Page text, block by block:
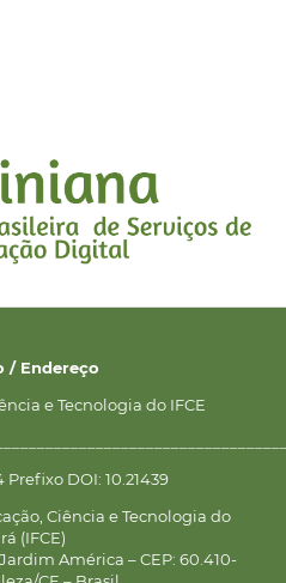
/ Endereço
e Tecnologia do IFCE
Prefixo DOI: 10.21439
Ciência e Tecnologia do
(IFCE)
América – CEP: 60.410-